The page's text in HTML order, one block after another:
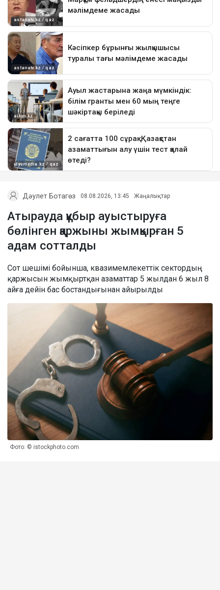
Дәулет Ботагөз 08.08.2026, 13:45 Жаңалықтар
Атырауда құбыр ауыстыруға
бөлінген қаржыны жымқырған 5
адам сотталды
Сот шешімі бойынша, квазимемлекеттік сектордың
қаржысын жымқыртқан азаматтар 5 жылдан 6 жыл 8
айға дейін бас бостандығынан айырылды
Фото: © istockphoto.com